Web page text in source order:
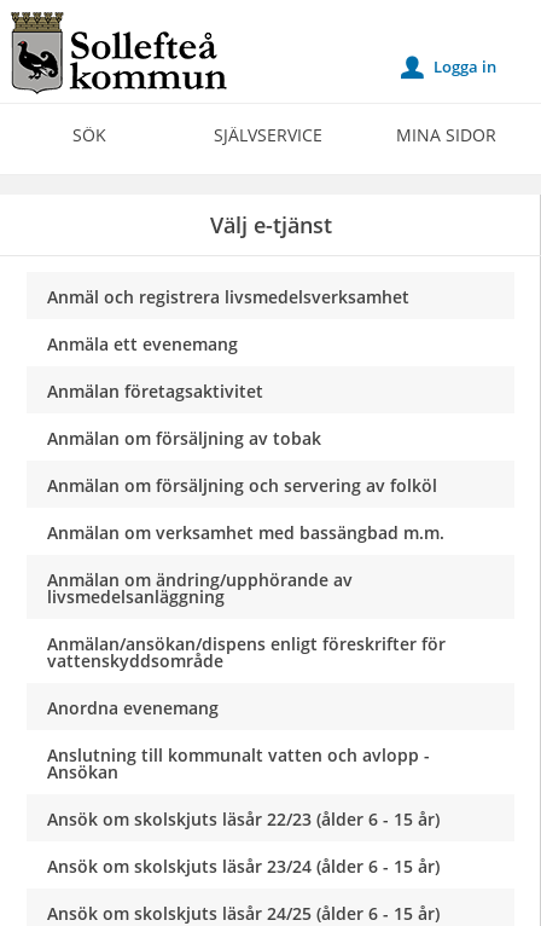
Välkommen
till
Självservice
Sollefteå
SÖK SJÄLVSERVICE MINA SIDOR
u Logga in
Välj e-tjänst
Anmäl och registrera livsmedelsverksamhet
Anmäla ett evenemang
Anmälan företagsaktivitet
Anmälan om försäljning av tobak
Anmälan om försäljning och servering av folköl
Anmälan om verksamhet med bassängbad m.m.
Anmälan om ändring/upphörande av
livsmedelsanläggning
Anmälan/ansökan/dispens enligt föreskrifter för
vattenskyddsområde
Anordna evenemang
Anslutning till kommunalt vatten och avlopp -
Ansökan
Ansök om skolskjuts läsår 22/23 (ålder 6 - 15 år)
Ansök om skolskjuts läsår 23/24 (ålder 6 - 15 år)
Ansök om skolskjuts läsår 24/25 (ålder 6 - 15 år)